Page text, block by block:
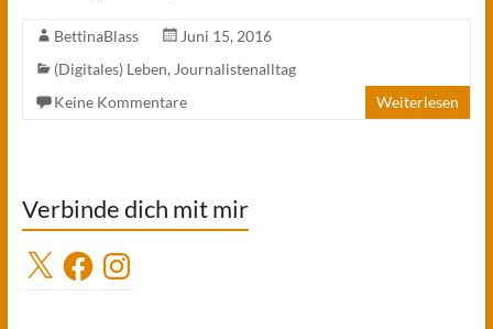
BettinaBlass
Juni 15, 2016
(Digitales) Leben, Journalistenalltag
Keine Kommentare
Weiterlesen
Verbinde dich mit mir
X FacebookInstagram